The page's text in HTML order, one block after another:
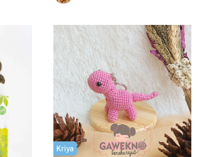
Kriya